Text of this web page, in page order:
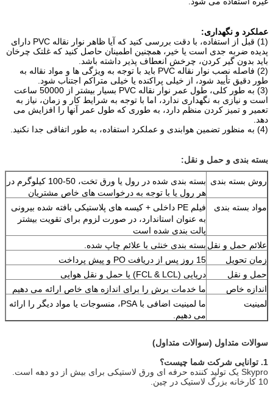
عملکرد و نگهداری:
(1) قبل از استفاده، با دقت بررسی کنید که آیا ظاهر نوار نقاله PVC دارای
پدیده ضربه جدی است یا خیر، همچنین اطمینان حاصل کنید که غلتک چرخان
باید بدون گیر کردن، چرخش انعطاف پذیر داشته باشد.
(2) فاصله نصب نوار نقاله PVC باید با توجه به ویژگی ها و مواد نقاله به
طور دقیق تأیید شود، از خیلی پراکنده یا خیلی متراکم اجتناب شود.
(3) به طور کلی، طول عمر نوار نقاله PVC بسیار بیشتر از 50000 ساعت
است و نیازی به نگهداری ندارد، اما با توجه به شرایط کار و زمان، نیاز به
تعمیر و تمیز کردن منظم دارد، به طوری که طول عمر آنها را افزایش می
دهد.
(4) به منظور تضمین هوابندی و عملکرد استفاده، به طور اتفاقی جدا نکنید.
بسته بندی و حمل و نقل:
روش بسته بندی
بسته بندی شده در رول یا ورق تخت، 50-100 کیلوگرم در
هر رول یا با توجه به درخواست های خاص مشتریان
مواد بسته بندی
فیلم PE داخلی + کیسه های پلاستیکی بافته شده بیرونی
به عنوان استاندارد، در صورت لزوم برای تقویت بیشتر
پالت بندی شده است
علائم حمل و نقل بسته بندی خنثی با علائم چاپ شده.
زمان تحویل
15 روز پس از دریافت PO و پیش پرداخت
حمل و نقل
دریایی (FCL & LCL) یا حمل و نقل هوایی
اندازه خاص
ما خدمات برش را برای اندازه های خاص ارائه می دهیم
لمینیت
ما لمینیت اضافی با PSA، منسوجات یا مواد دیگر را ارائه
می دهیم.
سوالات متداول (سوالات متداول)
1. توانایی شرکت شما چیست؟
Skypro یک تولید کننده حرفه ای ورق لاستیکی برای بیش از دو دهه است.
10 کارخانه بزرگ لاستیک در چین.